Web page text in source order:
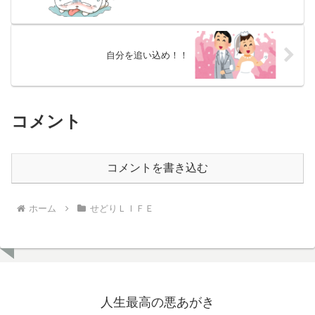
自分を追い込め！！
コメント
コメントを書き込む
ホーム せどりＬＩＦＥ
人生最高の悪あがき